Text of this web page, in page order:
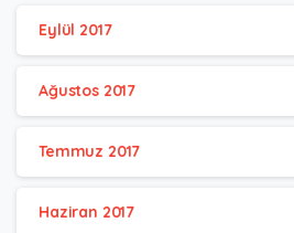
Eylül 2017
Ağustos 2017
Temmuz 2017
Haziran 2017